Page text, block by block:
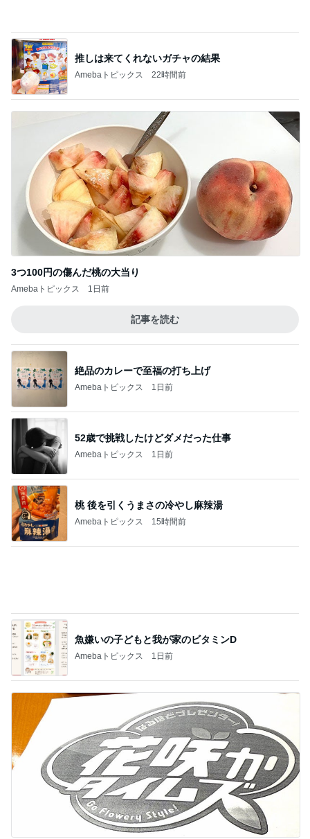
推しは来てくれないガチャの結果
Amebaトピックス 22時間前
3つ100円の傷んだ桃の大当り
Amebaトピックス 1日前
記事を読む
絶品のカレーで至福の打ち上げ
Amebaトピックス 1日前
52歳で挑戦したけどダメだった仕事
Amebaトピックス 1日前
桃 後を引くうまさの冷やし麻辣湯
Amebaトピックス 15時間前
魚嫌いの子どもと我が家のビタミンD
Amebaトピックス 1日前